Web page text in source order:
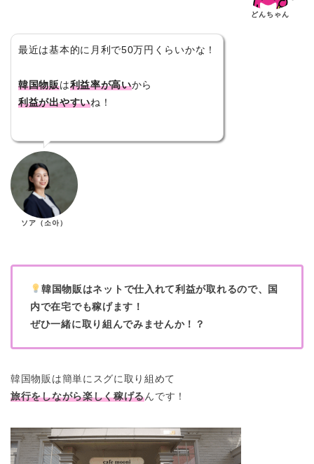
どんちゃん
最近は基本的に月利で50万円くらいかな！
韓国物販は利益率が高いから
利益が出やすいね！
ソア（소아）
韓国物販はネットで仕入れて利益が取れるので、国
内で在宅でも稼げます！
ぜひ一緒に取り組んでみませんか！？
韓国物販は簡単にスグに取り組めて
旅行をしながら楽しく稼げるんです！